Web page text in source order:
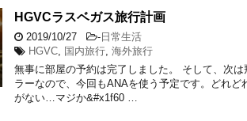
HGVCラスベガス旅行計画
2019/10/27 - 日常生活
HGVC, 国内旅行, 海外旅行
無事に部屋の予約は完了しました。 そして、次
ラーなので、今回もANAを使う予定です。どれ
がない…マジか&#x1f60 …